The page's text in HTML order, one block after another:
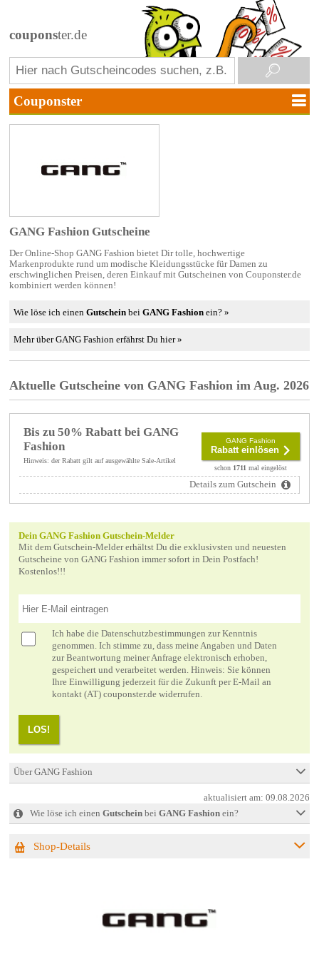
couponster.de
GANG Fashion Gutscheine
Der Online-Shop GANG Fashion bietet Dir tolle, hochwertige
Markenprodukte rund um modische Kleidungsstücke für Damen zu
erschwinglichen Preisen, deren Einkauf mit Gutscheinen von Couponster.de
kombiniert werden können!
Wie löse ich einenGutschein beiGANG Fashion ein? »
Mehr über GANG Fashion erfährst Du hier »
Aktuelle Gutscheine von GANG Fashion im Aug. 2026
Bis zu 50% Rabatt bei GANG
Fashion
Hinweis: der Rabatt gilt auf ausgewählte Sale-Artikel
GANG Fashion
Rabatt einlösen
schon 1711 mal eingelöst
Details zum Gutschein
Dein GANG Fashion Gutschein-Melder
Mit dem Gutschein-Melder erhältst Du die exklusivsten und neuesten
Gutscheine von GANG Fashion immer sofort in Dein Postfach!
Kostenlos!!!
Ich habe die Datenschutzbestimmungen zur Kenntnis
genommen. Ich stimme zu, dass meine Angaben und Daten
zur Beantwortung meiner Anfrage elektronisch erhoben,
gespeichert und verarbeitet werden. Hinweis: Sie können
Ihre Einwilligung jederzeit für die Zukunft per E-Mail an
kontakt (AT) couponster.de widerrufen.
LOS!
Über GANG Fashion
aktualisiert am:09.08.2026
Wie löse ich einen Gutscheinbei GANG Fashionein?
Shop-Details